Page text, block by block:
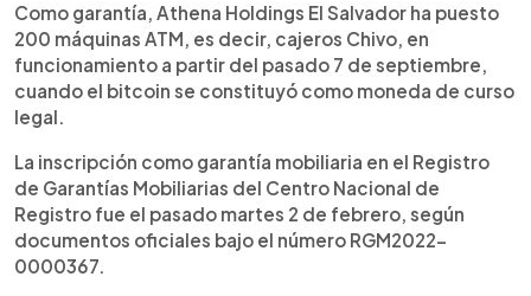
Como garantía, Athena Holdings El Salvador ha puesto
200 máquinas ATM, es decir, cajeros Chivo, en
funcionamiento a partir del pasado 7 de septiembre,
cuando el bitcoin se constituyó como moneda de curso
legal.
La inscripción como garantía mobiliaria en el Registro
de Garantías Mobiliarias del Centro Nacional de
Registro fue el pasado martes 2 de febrero, según
documentos oficiales bajo el número RGM2022-
0000367.